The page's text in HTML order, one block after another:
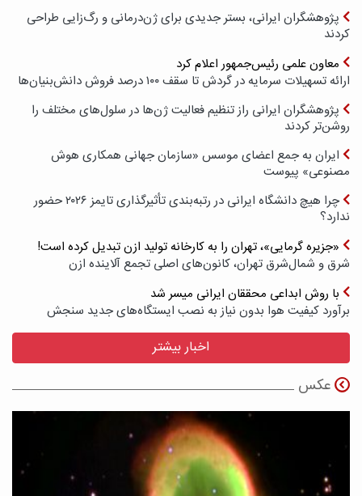
پژوهشگران ایرانی، بستر جدیدی برای ژن‌درمانی و رگ‌زایی طراحی
کردند
معاون علمی رئیس‌جمهور اعلام کرد
ارائه تسهیلات سرمایه در گردش تا سقف ۱۰۰ درصد فروش دانش‌بنیان‌ها
پژوهشگران ایرانی راز تنظیم فعالیت ژن‌ها در سلول‌های مختلف را
روشن‌تر کردند
ایران به جمع اعضای موسس «سازمان جهانی همکاری هوش
مصنوعی» پیوست
چرا هیچ دانشگاه ایرانی در رتبه‌بندی تأثیرگذاری تایمز ۲۰۲۶ حضور
ندارد؟
«جزیره گرمایی»، تهران را به کارخانه تولید ازن تبدیل کرده است!
شرق و شمال‌شرق تهران، کانون‌های اصلی تجمع آلاینده ازن
با روش ابداعی محققان ایرانی میسر شد
برآورد کیفیت هوا بدون نیاز به نصب ایستگاه‌های جدید سنجش
اخبار بیشتر
عکس